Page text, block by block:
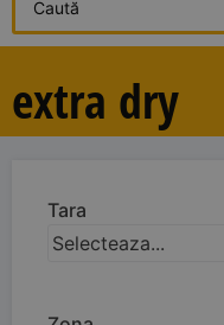
extra dry
Tara
Selecteaza...